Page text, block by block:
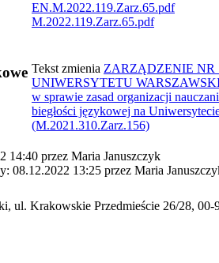
EN.M.2022.119.Zarz.65.pdf
M.2022.119.Zarz.65.pdf
​Tekst zmienia ZARZĄDZENIE NR
UNIWERSYTETU
w sprawie zasad organizacji
biegłości językowej na
(M.2021.310.Zarz.156)​
14:40 przez Maria Januszczyk
08.12.2022 13:25 przez Maria
ul. Krakowskie Przedmieście 26/28, 00-